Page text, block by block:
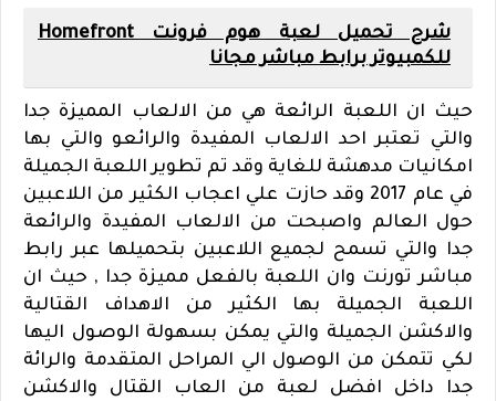
شرح تحميل لعبة هوم فرونت Homefront
للكمبيوتر برابط مباشر مجانا
حيث ان اللعبة الرائعة هي من الالعاب المميزة جدا
والتي تعتبر احد الالعاب المفيدة والرائعو والتي بها
امكانيات مدهشة للغاية وقد تم تطوير اللعبة الجميلة
في عام 2017 وقد حازت علي اعجاب الكثير من اللاعبين
حول العالم واصبحت من الالعاب المفيدة والرائعة
جدا والتي تسمح لجميع اللاعبين بتحميلها عبر رابط
مباشر تورنت وان اللعبة بالفعل مميزة جدا , حيث ان
اللعبة الجميلة بها الكثير من الاهداف القتالية
والاكشن الجميلة والتي يمكن بسهولة الوصول اليها
لكي تتمكن من الوصول الي المراحل المتقدمة والرائة
جدا داخل افضل لعبة من العاب القتال والاكشن